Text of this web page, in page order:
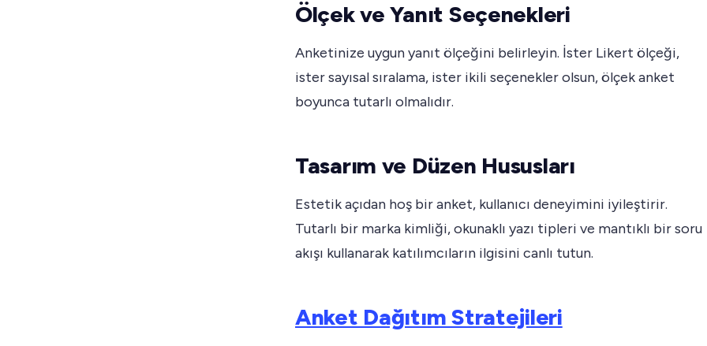
Ölçek ve Yanıt Seçenekleri
Anketinize uygun yanıt ölçeğini belirleyin. İster Likert ölçeği,
ister sayısal sıralama, ister ikili seçenekler olsun, ölçek anket
boyunca tutarlı olmalıdır.
Tasarım ve Düzen Hususları
Estetik açıdan hoş bir anket, kullanıcı deneyimini iyileştirir.
Tutarlı bir marka kimliği, okunaklı yazı tipleri ve mantıklı bir soru
akışı kullanarak katılımcıların ilgisini canlı tutun.
Anket Dağıtım Stratejileri